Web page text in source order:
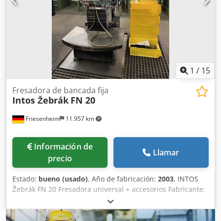
1 / 15
Friesenheim 11.957 km
Fresadora de bancada fija
Intos Žebrák FN 20
Información de
precio
Llamar
Estado: bueno (usado), Año de fabricación: 2003, INTOS
Žebrák FN 20 Fresadora universal + accesorios Fabricante:
INTOS Žebrák Tipo: FN 20 Estado: usada Año de
construcción: 2003 Peso de la máquina: 910 kg